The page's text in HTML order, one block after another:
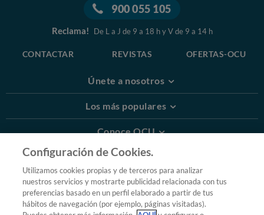
900 055 105
Reclama! De L a J de 9 a 18 h y V de 9 a 14 h
CONTACTAR REVISTAS OFERTAS-OCU
Únete a nosotros
Los más populares
Conoce OCU
Más Información
© 2026 OCU
Condiciones generales de contratación de OCU
Política de privacidad
Configuración de Cookies.
Utilizamos cookies propias y de terceros para analizar
nuestros servicios y mostrarte publicidad relacionada con tus
preferencias basado en un perfil elaborado a partir de tus
hábitos de navegación (por ejemplo, páginas visitadas).